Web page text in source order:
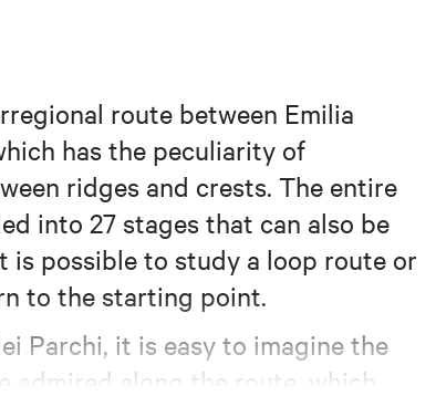
route between Emilia
has the peculiarity of
ridges and crests. The entire
into 27 stages that can also be
is possible to study a loop route or
to the starting point.
Parchi, it is easy to imagine the
admired along the route, which